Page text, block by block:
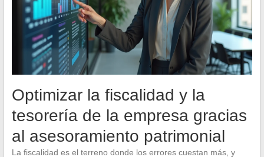
Optimizar la fiscalidad y la
tesorería de la empresa gracias
al asesoramiento patrimonial
La fiscalidad es el terreno donde los errores cuestan más, y